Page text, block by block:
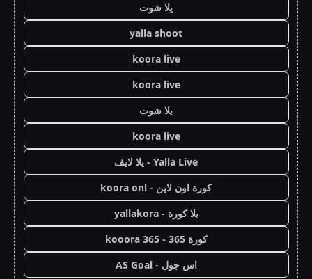
يلا شوت
yalla shoot
koora live
koora live
يلا شوت
koora live
Yalla Live - يلا لايف
كورة اون لاين - koora onl
يلا كورة - yallakora
كورة 365 - kooora 365
اس جول - AS Goal